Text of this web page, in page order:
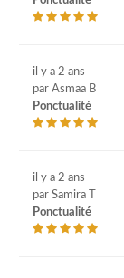
il y a 2 ans
par Asmaa B
Ponctualité
il y a 2 ans
par Samira T
Ponctualité